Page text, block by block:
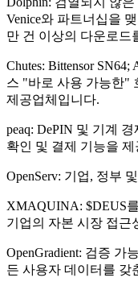
Venice와 파트너십을
만 건 이상의 다운로드
Chutes: Bittensor
스 "바로 사용 가능한"
제공업체입니다.
peaq: DePIN 및 기계
확인 및 결제 기능을 제
OpenServ: 기업, 정부
XMAQUINA: $DEUS
기업의 자본 시장 접근
OpenGradient: 검증 가
든 사용자 데이터를 갖